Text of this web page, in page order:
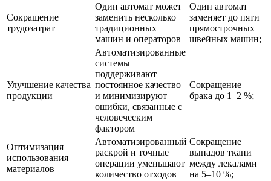
Сокращение
трудозатрат
Один автомат может
заменить несколько
традиционных
машин и операторов
Один автомат
заменяет до пяти
прямострочных
швейных машин;
Улучшение качества
продукции
Автоматизированные
системы
поддерживают
постоянное качество
и минимизируют
ошибки, связанные с
человеческим
фактором
Сокращение
брака до 1–2 %;
Оптимизация
использования
материалов
Автоматизированный
раскрой и точные
операции уменьшают
количество отходов
Сокращение
выпадов ткани
между лекалами
на 5–10 %;